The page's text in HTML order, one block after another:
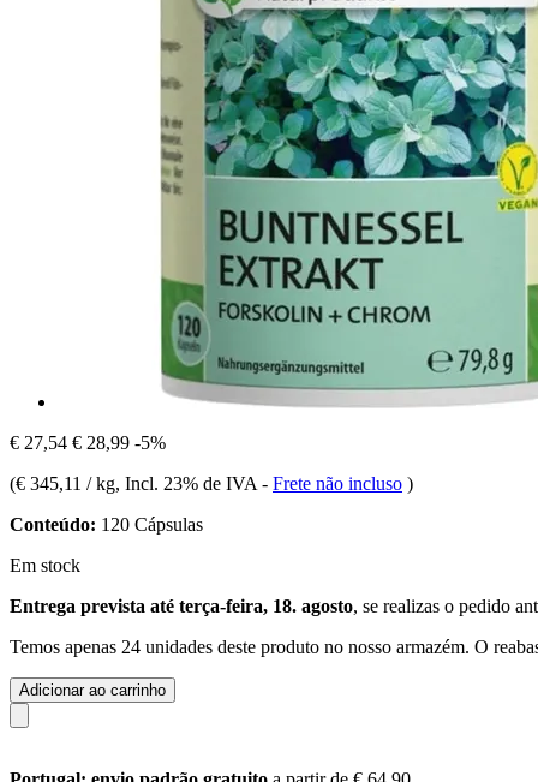
€ 27,54 € 28,99 -5%
(€ 345,11 / kg, Incl. 23% de IVA - Frete não incluso )
Conteúdo: 120 Cápsulas
Em stock
Entrega prevista até terça-feira, 18. agosto, se realizas o pedido
Temos apenas 24 unidades deste produto no nosso armazém. O
Adicionar ao carrinho